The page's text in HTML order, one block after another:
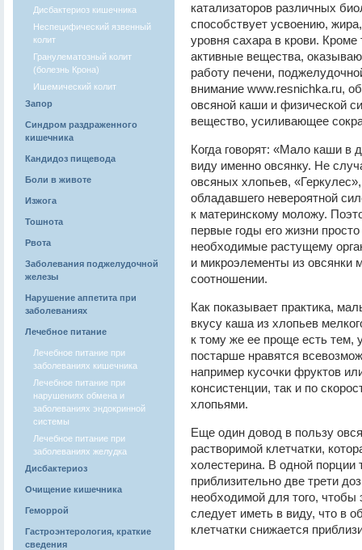
Дисбактериоз кишечника
Неспецифический язвенный
колит
Гранулематозный колит
(болезнь Крона)
Ишемический колит
Запор
Синдром раздраженного
кишечника
Кандидоз пищевода
Боли в животе
Изжога
Тошнота
Рвота
Заболевания поджелудочной
железы
Нарушение аппетита при
заболеваниях
Лечебное питание
Лечебное питание при
заболеваниях кишечника
Лечебное питание при
нарушениях обмена и
заболеваниях эндокринной
системы
Лечебное питание при
заболеваниях желудка
Дисбактериоз
Очищение кишечника
Геморрой
Гастроэнтерология, краткие
сведения
катализаторов различных
способствует усвоению,
уровня сахара в крови. Кроме
активные вещества,
работу печени,
внимание www.resnichka.ru,
овсяной каши и физической
вещество, усиливающее
Когда говорят: «Мало каши в
виду именно овсянку. Не
овсяных хлопьев,
обладавшего невероятной
к материнскому моложу.
первые годы его жизни
необходимые растущему
и микроэлементы из овсянки
соотношении.
Как показывает практика,
вкусу каша из хлопьев
к тому же ее проще есть тем,
постарше нравятся
например кусочки фруктов
консистенции, так и по
хлопьями.
Еще один довод в пользу
растворимой клетчатки,
холестерина. В одной
приблизительно две трети
необходимой для того,
следует иметь в виду, что в
клетчатки снижается